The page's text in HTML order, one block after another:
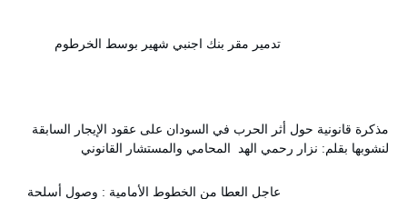
تدمير مقر بنك اجنبي شهير بوسط الخرطوم
مذكرة قانونية حول أثر الحرب في السودان على عقود الإيجار السابقة
لنشوبها بقلم: نزار رحمي الهد المحامي والمستشار القانوني
عاجل العطا من الخطوط الأمامية : وصول أسلحة